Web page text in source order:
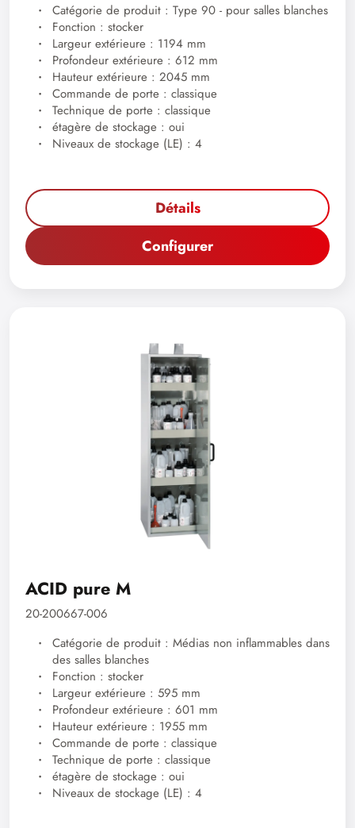
Catégorie de produit : Type 90 - pour salles blanches
Fonction : stocker
Largeur extérieure : 1194 mm
Profondeur extérieure : 612 mm
Hauteur extérieure : 2045 mm
Commande de porte : classique
Technique de porte : classique
étagère de stockage : oui
Niveaux de stockage (LE) : 4
Détails
Configurer
ACID pure M
20-200667-006
Catégorie de produit : Médias non inflammables dans
des salles blanches
Fonction : stocker
Largeur extérieure : 595 mm
Profondeur extérieure : 601 mm
Hauteur extérieure : 1955 mm
Commande de porte : classique
Technique de porte : classique
étagère de stockage : oui
Niveaux de stockage (LE) : 4